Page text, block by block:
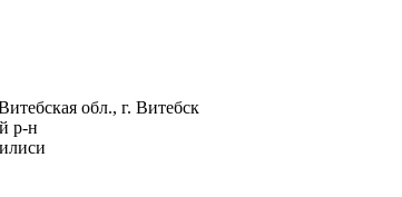
обл., г. Витебск
р-н